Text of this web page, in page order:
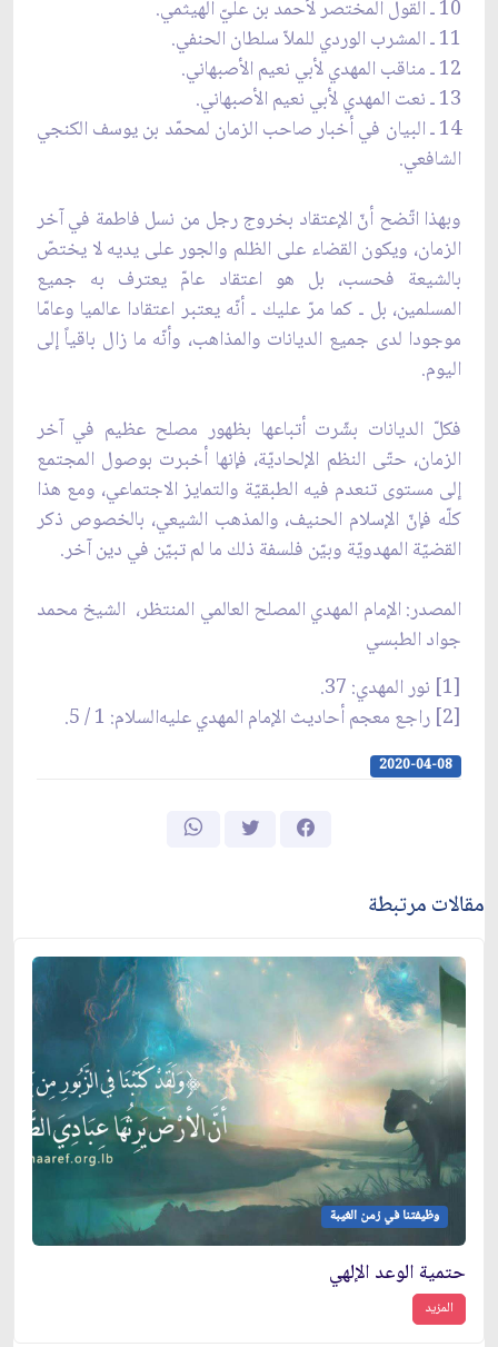
10 ـ القول المختصر لأحمد بن عليّ الهيثمي.
11 ـ المشرب الوردي للملاّ سلطان الحنفي.
12 ـ مناقب المهدي لأبي نعيم الأصبهاني.
13 ـ نعت المهدي لأبي نعيم الأصبهاني.
14 ـ البيان في أخبار صاحب الزمان لمحمّد بن يوسف الكنجي
الشافعي.
وبهذا اتّضح أنّ الإعتقاد بخروج رجل من نسل فاطمة في آخر
الزمان، ويكون القضاء على الظلم والجور على يديه لا يختصّ
بالشيعة فحسب، بل هو اعتقاد عامّ يعترف به جميع
المسلمين، بل ـ كما مرّ عليك ـ أنّه يعتبر اعتقادا عالميا وعامّا
موجودا لدى جميع الديانات والمذاهب، وأنّه ما زال باقياً إلى
اليوم.
فكلّ الديانات بشّرت أتباعها بظهور مصلح عظيم في آخر
الزمان، حتّى النظم الإلحاديّة، فإنها أخبرت بوصول المجتمع
إلى مستوى تنعدم فيه الطبقيّة والتمايز الاجتماعي، ومع هذا
كلّه فإنّ الإسلام الحنيف، والمذهب الشيعي، بالخصوص ذكر
القضيّة المهدويّة وبيّن فلسفة ذلك ما لم تبيّن في دين آخر.
المصدر: الإمام المهدي المصلح العالمي المنتظر، الشيخ محمد
جواد الطبسي
[1] نور المهدي: 37.
[2] راجع معجم أحاديث الإمام المهدي عليه‌السلام: 1 / 5.
2020-04-08
مقالات مرتبطة
وظيفتنا في زمن الغيبة
حتمية الوعد الإلهي
المزيد